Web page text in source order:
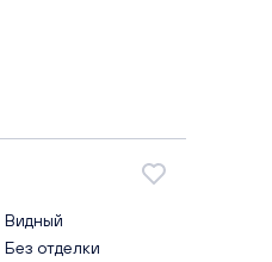
Видный
Без отделки